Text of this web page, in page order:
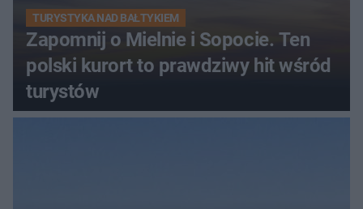
TURYSTYKA NAD BAŁTYKIEM
Zapomnij o Mielnie i Sopocie. Ten
polski kurort to prawdziwy hit wśród
turystów